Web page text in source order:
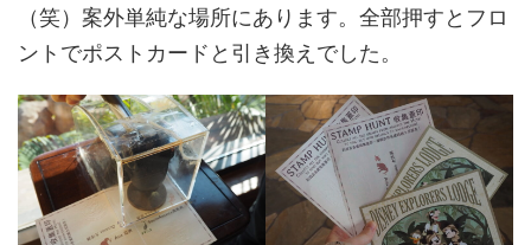
（笑）案外単純な場所にあります。全部押すとフロ
ントでポストカードと引き換えでした。